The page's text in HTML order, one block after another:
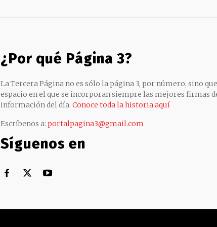
¿Por qué Página 3?
La Tercera Página no es sólo la página 3, por número, sino
espacio en el que se incorporan siempre las mejores firmas
información del día. Conoce toda la historia aquí
Escríbenos a: portalpagina3@gmail.com
Síguenos en